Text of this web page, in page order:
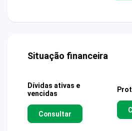
Situação financeira
Dívidas ativas e
vencidas
Consultar